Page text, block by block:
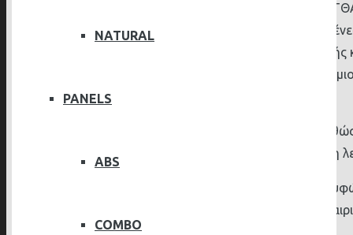
NATURAL
PANELS
ABS
COMBO
Στην εταιρια μας WinMat
Kατασκευάζουμε
και της διαδικασίας
Φιλοσοφία μας αποτελεί η
Το πρωτοποριακό design,
λύσεων, με γνώμονα πάντα τη
Τα καινοτόμα, ενεργειακά
1. Προστασία από αντίξοες